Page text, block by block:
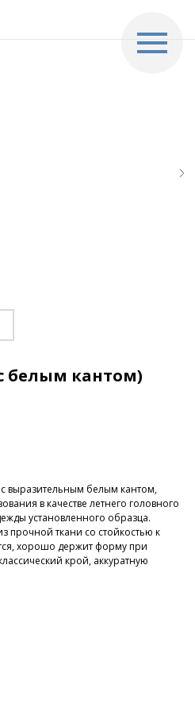
белым кантом)
выразительным белым кантом,
в качестве летнего головного
установленного образца.
прочной ткани со стойкостью к
хорошо держит форму при
крой, аккуратную